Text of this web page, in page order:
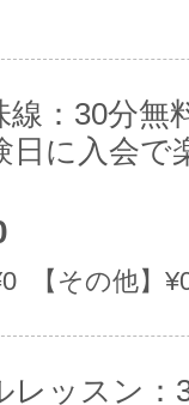
す！！＞
してから
入会は少
読めない…
相性が不
スンから
線：30分無
日に入会で
【その他】
レッスン：